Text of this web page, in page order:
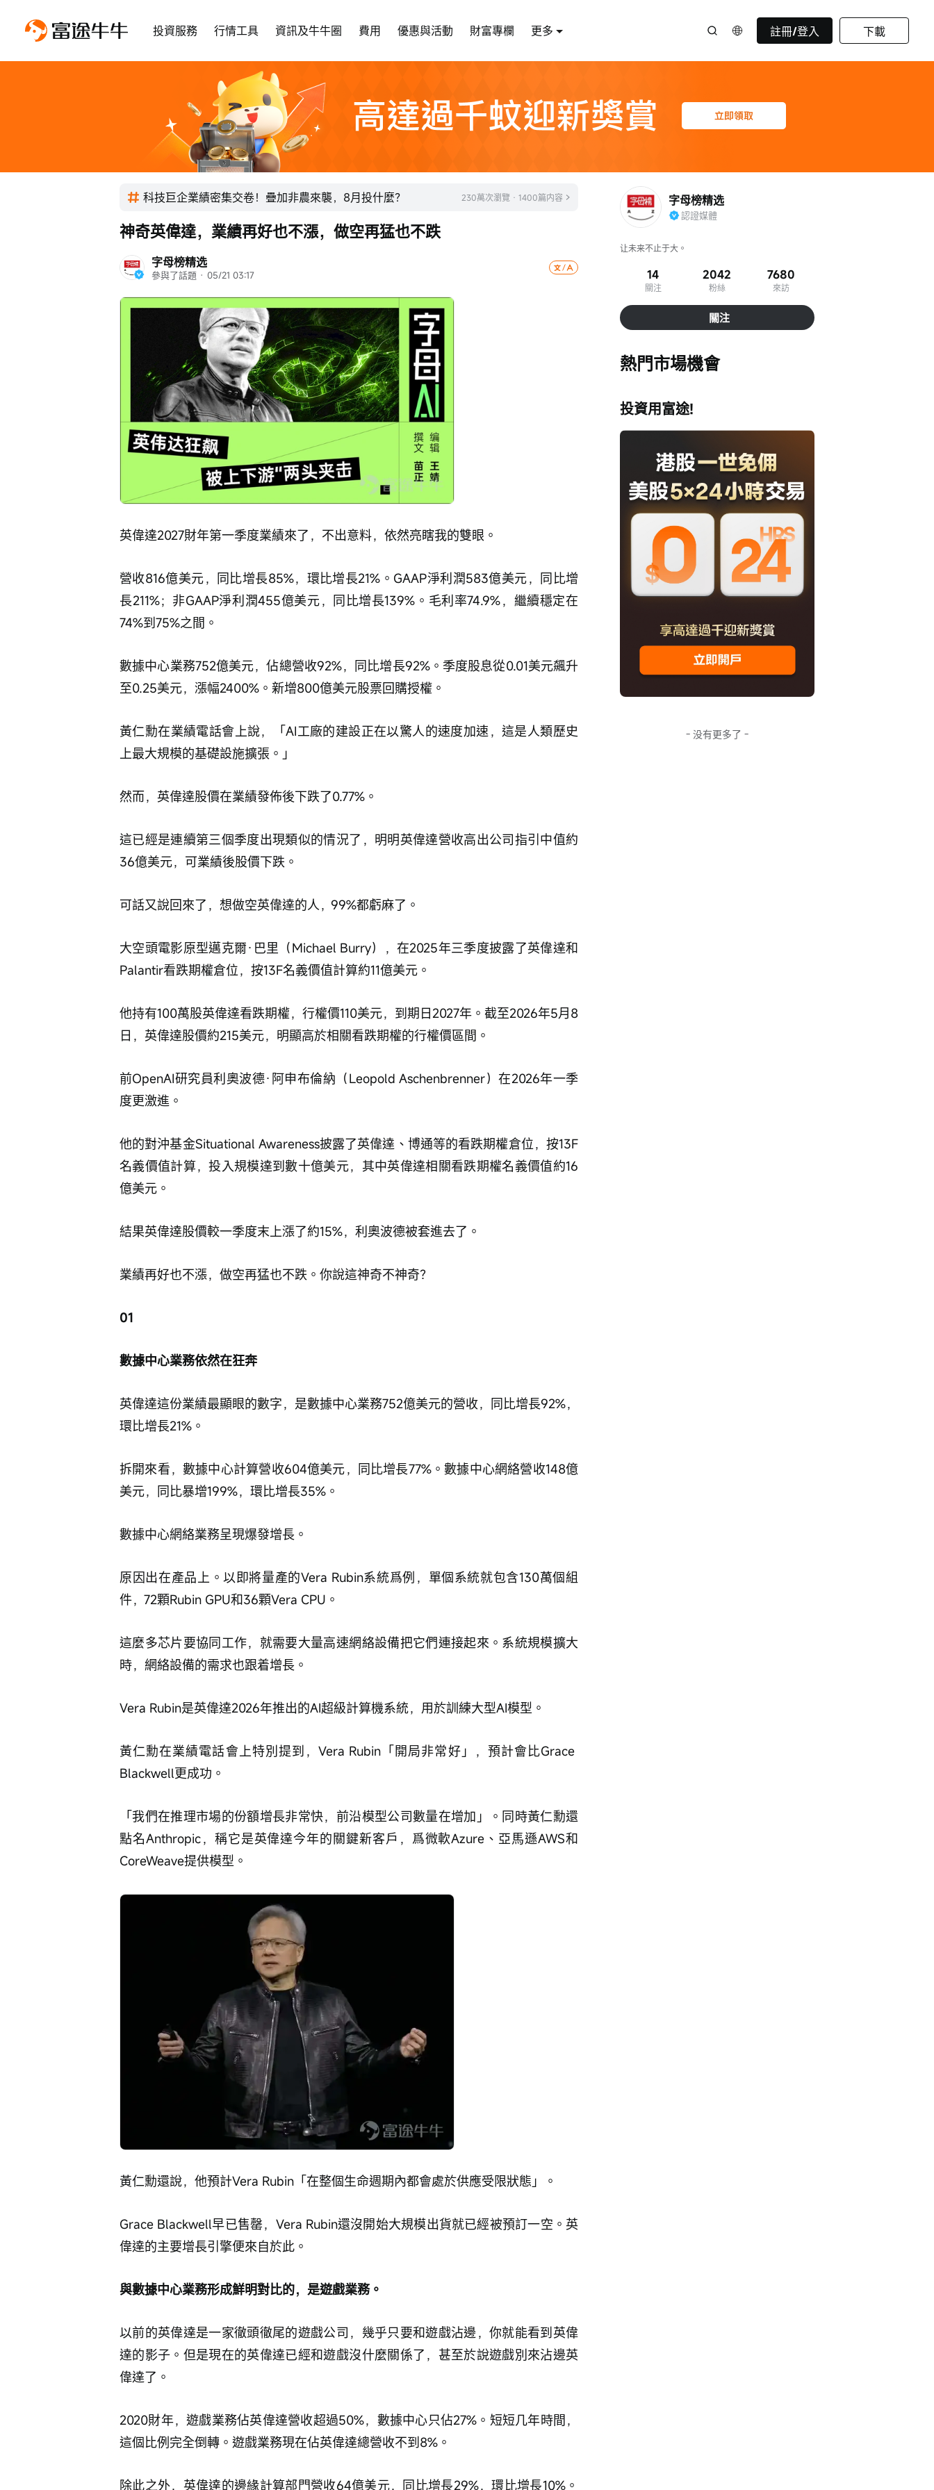
投資服務 行情工具 資訊及牛牛圈 費用 優惠與活動 財富專欄 更多 註冊/登入 下載
科技巨企業績密集交卷！疊加非農來襲，8月投什麼？ 230萬次瀏覽 · 1400篇内容
字母榜精选
參與了話題 · 05/21 03:17
神奇英偉達，業績再好也不漲，做空再猛也不跌
英偉達2027財年第一季度業績來了，不出意料，依然亮瞎我的雙眼。
營收816億美元，同比增長85%，環比增長21%。GAAP淨利潤583億美元，同比增
長211%；非GAAP淨利潤455億美元，同比增長139%。毛利率74.9%，繼續穩定在
74%到75%之間。
數據中心業務752億美元，佔總營收92%，同比增長92%。季度股息從0.01美元飆升
至0.25美元，漲幅2400%。新增800億美元股票回購授權。
黃仁勳在業績電話會上說，「AI工廠的建設正在以驚人的速度加速，這是人類歷史
上最大規模的基礎設施擴張。」
然而，英偉達股價在業績發佈後下跌了0.77%。
這已經是連續第三個季度出現類似的情況了，明明英偉達營收高出公司指引中值約
36億美元，可業績後股價下跌。
可話又說回來了，想做空英偉達的人，99%都虧麻了。
大空頭電影原型邁克爾·巴里（Michael Burry），在2025年三季度披露了英偉達和
Palantir看跌期權倉位，按13F名義價值計算約11億美元。
他持有100萬股英偉達看跌期權，行權價110美元，到期日2027年。截至2026年5月8
日，英偉達股價約215美元，明顯高於相關看跌期權的行權價區間。
前OpenAI研究員利奧波德·阿申布倫納（Leopold Aschenbrenner）在2026年一季
度更激進。
他的對沖基金Situational Awareness披露了英偉達、博通等的看跌期權倉位，按13F
名義價值計算，投入規模達到數十億美元，其中英偉達相關看跌期權名義價值約16
億美元。
結果英偉達股價較一季度末上漲了約15%，利奧波德被套進去了。
業績再好也不漲，做空再猛也不跌。你說這神奇不神奇？
01
數據中心業務依然在狂奔
英偉達這份業績最顯眼的數字，是數據中心業務752億美元的營收，同比增長92%，
環比增長21%。
拆開來看，數據中心計算營收604億美元，同比增長77%。數據中心網絡營收148億
美元，同比暴增199%，環比增長35%。
數據中心網絡業務呈現爆發增長。
原因出在產品上。以即將量產的Vera Rubin系統爲例，單個系統就包含130萬個組
件，72顆Rubin GPU和36顆Vera CPU。
這麼多芯片要協同工作，就需要大量高速網絡設備把它們連接起來。系統規模擴大
時，網絡設備的需求也跟着增長。
Vera Rubin是英偉達2026年推出的AI超級計算機系統，用於訓練大型AI模型。
黃仁勳在業績電話會上特別提到，Vera Rubin「開局非常好」，預計會比Grace
Blackwell更成功。
「我們在推理市場的份額增長非常快，前沿模型公司數量在增加」。同時黃仁勳還
點名Anthropic，稱它是英偉達今年的關鍵新客戶，爲微軟Azure、亞馬遜AWS和
CoreWeave提供模型。
黃仁勳還說，他預計Vera Rubin「在整個生命週期內都會處於供應受限狀態」。
Grace Blackwell早已售罄，Vera Rubin還沒開始大規模出貨就已經被預訂一空。英
偉達的主要增長引擎便來自於此。
與數據中心業務形成鮮明對比的，是遊戲業務。
以前的英偉達是一家徹頭徹尾的遊戲公司，幾乎只要和遊戲沾邊，你就能看到英偉
達的影子。但是現在的英偉達已經和遊戲沒什麼關係了，甚至於說遊戲別來沾邊英
偉達了。
2020財年，遊戲業務佔英偉達營收超過50%，數據中心只佔27%。短短几年時間，
這個比例完全倒轉。遊戲業務現在佔英偉達總營收不到8%。
除此之外，英偉達的邊緣計算部門營收64億美元，同比增長29%，環比增長10%。
字母榜精选
認證媒體
让未来不止于大。
14
關注
2042
粉絲
7680
來訪
關注
熱門市場機會
投資用富途!
- 没有更多了 -